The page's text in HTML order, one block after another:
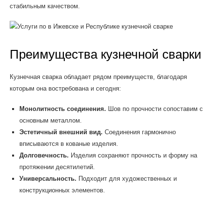
стабильным качеством.
Преимущества кузнечной сварки
Кузнечная сварка обладает рядом преимуществ, благодаря
которым она востребована и сегодня:
Монолитность соединения. Шов по прочности сопоставим с
основным металлом.
Эстетичный внешний вид. Соединения гармонично
вписываются в кованые изделия.
Долговечность. Изделия сохраняют прочность и форму на
протяжении десятилетий.
Универсальность. Подходит для художественных и
конструкционных элементов.